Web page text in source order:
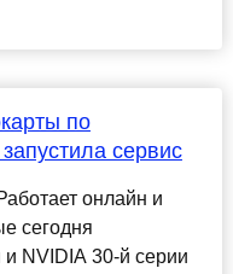
по
сервис
онлайн и
сегодня
NVIDIA 30-й серии